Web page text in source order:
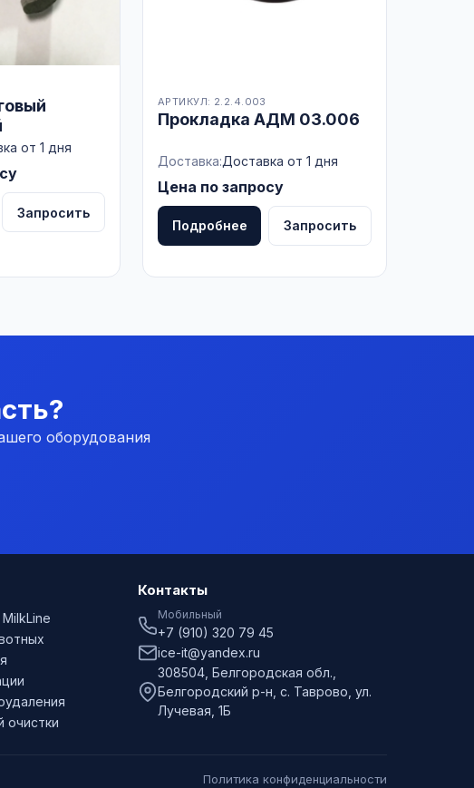
от 1 дня
Запросить
АРТИКУЛ: 2.2.4.003
Прокладка АДМ 03.006
Доставка:Доставка от 1 дня
Цена по запросу
Подробнее Запросить
оборудования
очистки
Контакты
Мобильный
+7 (910) 320 79 45
ice-it@yandex.ru
308504, Белгородская обл.,
Белгородский р-н, с. Таврово, ул.
Лучевая, 1Б
Политика конфиденциальности